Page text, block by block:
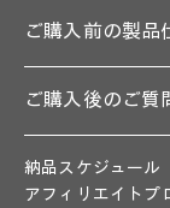
ご購入前の製品
ご購入後のご質
納品スケジュール
アフィリエイトプ